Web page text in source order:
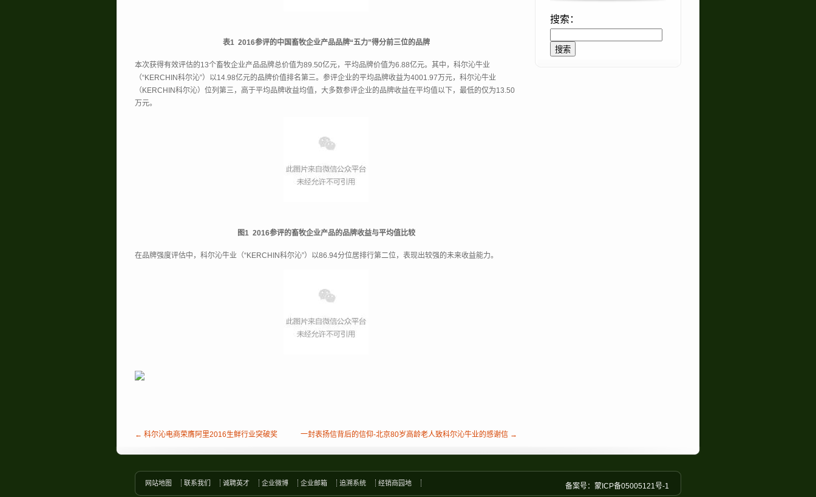
表1 2016参评的中国畜牧企业产品品牌“五力”得分前三位的品牌
本次获得有效评估的13个畜牧企业产品品牌总价值为89.50亿元，平均品牌价值为6.88亿元。其中，科尔沁牛业
（“KERCHIN科尔沁”）以14.98亿元的品牌价值排名第三。参评企业的平均品牌收益为4001.97万元，科尔沁牛业
（KERCHIN科尔沁）位列第三，高于平均品牌收益均值，大多数参评企业的品牌收益在平均值以下，最低的仅为13.50
万元。
图1 2016参评的畜牧企业产品的品牌收益与平均值比较
在品牌强度评估中，科尔沁牛业（“KERCHIN科尔沁”）以86.94分位居排行第二位，表现出较强的未来收益能力。
← 科尔沁电商荣膺阿里2016生鲜行业突破奖 一封表扬信背后的信仰-北京80岁高龄老人致科尔沁牛业的感谢信 →
搜索：
网站地图 联系我们 诚聘英才 企业微博 企业邮箱 追溯系统 经销商园地 备案号：蒙ICP备05005121号-1